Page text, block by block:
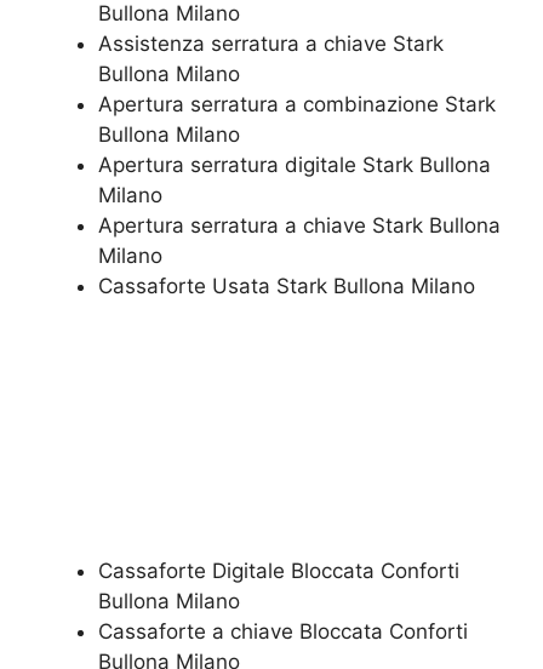
Bullona Milano
Assistenza serratura ​a chiave Stark
Bullona Milano
​Apertura serratura​ ​a combinazione Stark
Bullona Milano
Apertura serratura​ ​digitale Stark Bullona
Milano
​Apertura serratura​ ​a chiave Stark Bullona
Milano
​Cassaforte Usata Stark Bullona Milano
Cassaforte Digitale Bloccata Conforti
Bullona Milano
Cassaforte a chiave Bloccata Conforti
Bullona Milano